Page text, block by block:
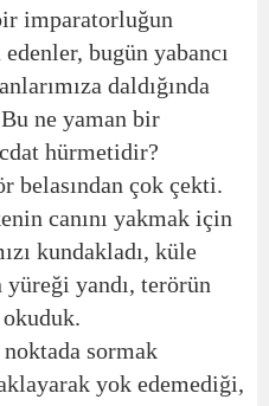
imparatorluğun
bugün yabancı
daldığında
ne yaman bir
hürmetidir?
belasından çok çekti.
canını yakmak için
kundakladı, küle
yandı, terörün
okuduk.
sormak
yok edemediği,